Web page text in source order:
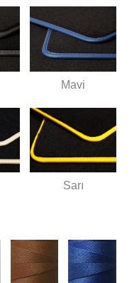
Mavi
Sarı